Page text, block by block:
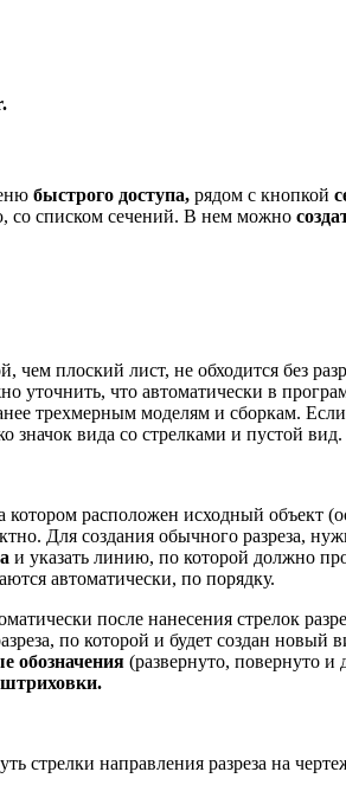
быстрого доступа, рядом с кнопкой
со списком сечений. В нем можно
плоский лист, не обходится без
уточнить, что автоматически в
трехмерным моделям и сборкам. Если
значок вида со стрелками и пустой вид.
котором расположен исходный объект
Для создания обычного разреза,
и указать линию, по которой должно
автоматически, по порядку.
после нанесения стрелок
по которой и будет создан новый
обозначения (развернуто, повернуто и
стрелки направления разреза на